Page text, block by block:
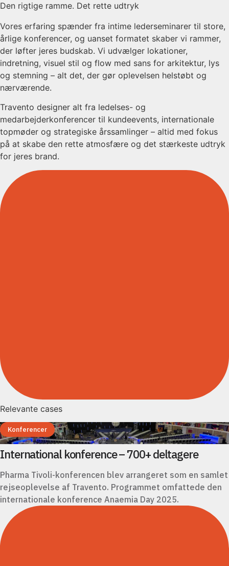
Den rigtige ramme. Det rette udtryk
Vores erfaring spænder fra intime lederseminarer til store,
årlige konferencer, og uanset formatet skaber vi rammer,
der løfter jeres budskab. Vi udvælger lokationer,
indretning, visuel stil og flow med sans for arkitektur, lys
og stemning – alt det, der gør oplevelsen helstøbt og
nærværende.
Travento designer alt fra ledelses- og
medarbejderkonferencer til kundeevents, internationale
topmøder og strategiske årssamlinger – altid med fokus
på at skabe den rette atmosfære og det stærkeste udtryk
for jeres brand.
Relevante cases
Konferencer
International konference – 700+ deltagere
Pharma Tivoli-konferencen blev arrangeret som en samlet
rejseoplevelse af Travento. Programmet omfattede den
internationale konference Anaemia Day 2025.